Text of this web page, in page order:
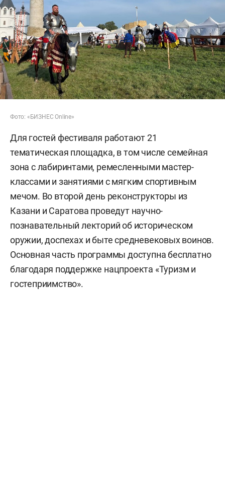
Фото: «БИЗНЕС Online»
Для гостей фестиваля работают 21
тематическая площадка, в том числе семейная
зона с лабиринтами, ремесленными мастер-
классами и занятиями с мягким спортивным
мечом. Во второй день реконструкторы из
Казани и Саратова проведут научно-
познавательный лекторий об историческом
оружии, доспехах и быте средневековых воинов.
Основная часть программы доступна бесплатно
благодаря поддержке нацпроекта «Туризм и
гостеприимство».